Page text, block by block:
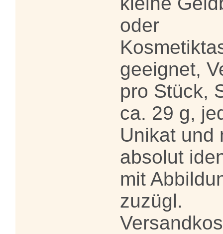
oder
geeignet,
pro Stück,
ca. 29 g,
Unikat und
absolut
mit
zuzügl.